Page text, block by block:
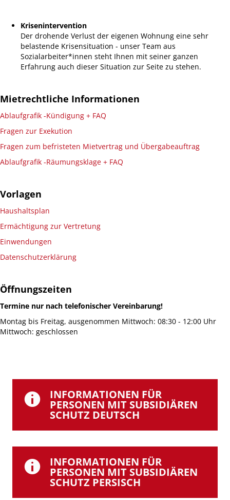
Krisenintervention
Der drohende Verlust der eigenen Wohnung eine sehr
belastende Krisensituation - unser Team aus
Sozialarbeiter*innen steht Ihnen mit seiner ganzen
Erfahrung auch dieser Situation zur Seite zu stehen.
Mietrechtliche Informationen
Ablaufgrafik ‑Kündigung + FAQ
Fragen zur Exekution
Fragen zum befristeten Mietvertrag und Übergabeauftrag
Ablaufgrafik ‑Räumungsklage + FAQ
Vorlagen
Haushaltsplan
Ermächtigung zur Vertretung
Einwendungen
Datenschutzerklärung
Öffnungszeiten
Termine nur nach telefonischer Vereinbarung!
Montag bis Freitag, ausgenommen Mittwoch: 08:30 - 12:00 Uhr
Mittwoch: geschlossen
INFORMATIONEN FÜR
PERSONEN MIT SUBSIDIÄREN
SCHUTZ DEUTSCH
INFORMATIONEN FÜR
PERSONEN MIT SUBSIDIÄREN
SCHUTZ PERSISCH